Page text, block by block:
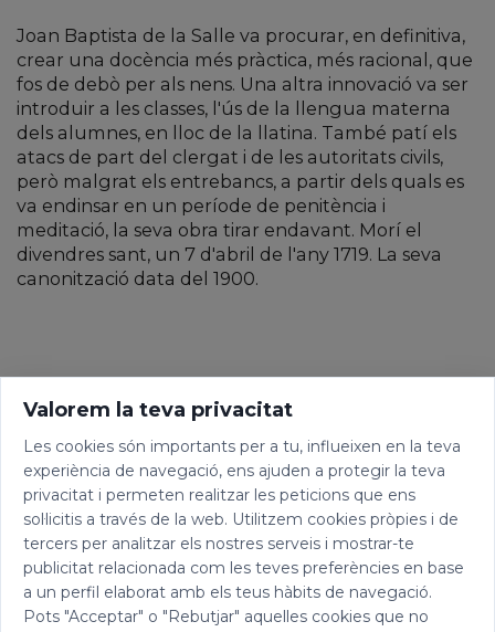
Joan Baptista de la Salle va procurar, en definitiva,
crear una docència més pràctica, més racional, que
fos de debò per als nens. Una altra innovació va ser
introduir a les classes, l'ús de la llengua materna
dels alumnes, en lloc de la llatina. També patí els
atacs de part del clergat i de les autoritats civils,
però malgrat els entrebancs, a partir dels quals es
va endinsar en un període de penitència i
meditació, la seva obra tirar endavant. Morí el
divendres sant, un 7 d'abril de l'any 1719. La seva
canonització data del 1900.
Valorem la teva privacitat
Les cookies són importants per a tu, influeixen en la teva
experiència de navegació, ens ajuden a protegir la teva
privacitat i permeten realitzar les peticions que ens
sol·licitis a través de la web. Utilitzem cookies pròpies i de
tercers per analitzar els nostres serveis i mostrar-te
publicitat relacionada com les teves preferències en base
a un perfil elaborat amb els teus hàbits de navegació.
Pots "Acceptar" o "Rebutjar" aquelles cookies que no